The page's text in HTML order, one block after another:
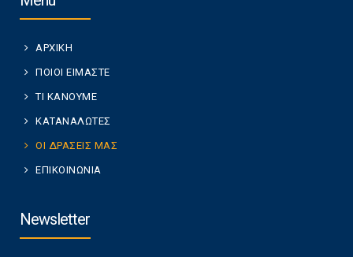
ΑΡΧΙΚΗ
ΠΟΙΟΙ ΕΙΜΑΣΤΕ
ΤΙ ΚΑΝΟΥΜΕ
ΚΑΤΑΝΑΛΩΤΕΣ
ΟΙ ΔΡΑΣΕΙΣ ΜΑΣ
ΕΠΙΚΟΙΝΩΝΙΑ
Newsletter